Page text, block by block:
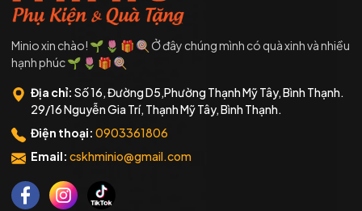
Minio xin chào! 🌱 🌷 🎁 🍭 Ở đây chúng mình có quà xinh và nhiều
hạnh phúc 🌱 🌷 🎁 🍭
Địa chỉ: Số 16, Đường D5,Phường Thạnh Mỹ Tây, Bình Thạnh.
29/16 Nguyễn Gia Trí, Thạnh Mỹ Tây, Bình Thạnh.
Điện thoại: 0903361806
Email: cskhminio@gmail.com